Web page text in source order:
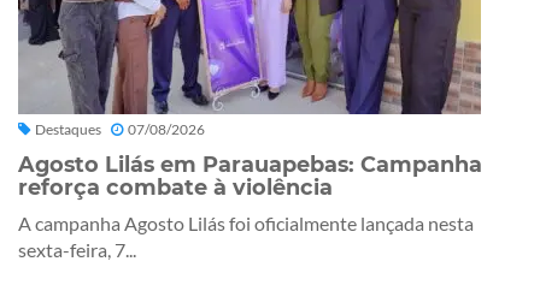
Destaques 07/08/2026
Agosto Lilás em Parauapebas: Campanha
reforça combate à violência
A campanha Agosto Lilás foi oficialmente lançada nesta
sexta-feira, 7...